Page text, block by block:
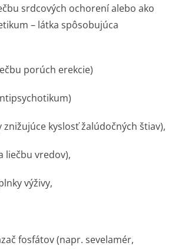
srdcových ochorení alebo ako
– látka spôsobujúca
porúch erekcie)
znižujúce kyslosť žalúdočných štiav),
liečbu vredov),
výživy,
fosfátov (napr. sevelamér,